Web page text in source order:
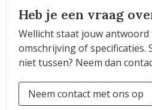
Heb je een vraag
Wellicht staat jouw
omschrijving of specificaties.
niet tussen? Neem dan
Neem contact met ons op